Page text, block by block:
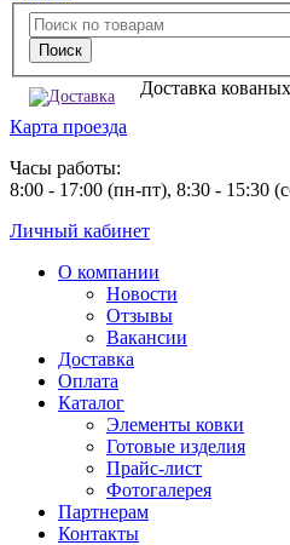
Доставка
Карта проезда
Часы работы:
8:00 - 17:00 (пн-пт), 8:30 - 15:30
Личный кабинет
О компании
Новости
Отзывы
Вакансии
Доставка
Оплата
Каталог
Элементы ковки
Готовые изделия
Прайс-лист
Фотогалерея
Партнерам
Контакты